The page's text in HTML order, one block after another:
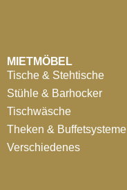
MIETMÖBEL
Tische & Stehtische
Stühle & Barhocker
Tischwäsche
Theken & Buffetsysteme
Verschiedenes